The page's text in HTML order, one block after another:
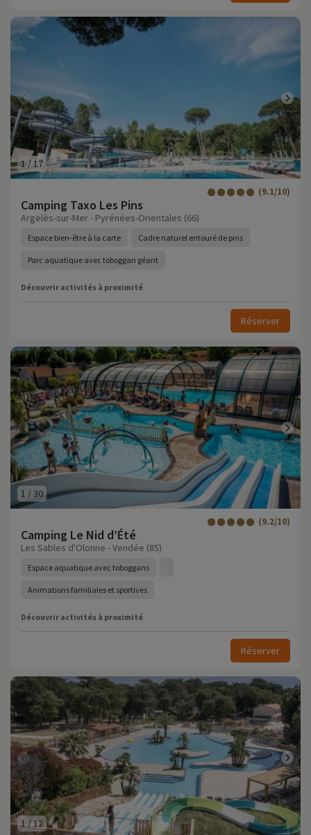
1/17
Camping Taxo Les Pins
(9.1/10)
Argelès-sur-Mer - Pyrénées-Orientales (66)
Espace bien-être à la carte Cadre naturel entouré de pins
Parc aquatique avec toboggan géant
Découvrir activités à proximité
Réserver
1 /30
Camping Le Nid d’Été
(9.2/10)
Les Sables d'Olonne - Vendée (85)
Espace aquatique avec toboggans
Animations familiales et sportives
Découvrir activités à proximité
Réserver
1 /12